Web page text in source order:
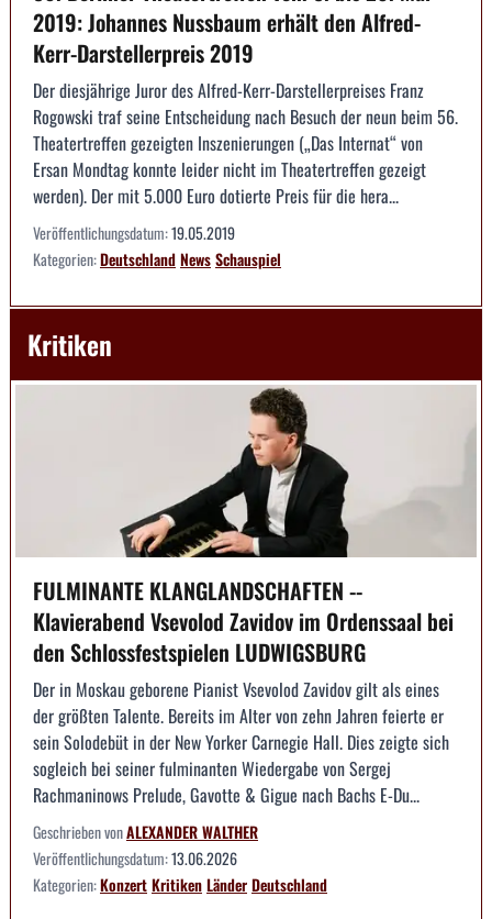
2019: Johannes Nussbaum erhält den Alfred-
Kerr-Darstellerpreis 2019
Der diesjährige Juror des Alfred-Kerr-Darstellerpreises Franz
Rogowski traf seine Entscheidung nach Besuch der neun beim 56.
Theatertreffen gezeigten Inszenierungen („Das Internat“ von
Ersan Mondtag konnte leider nicht im Theatertreffen gezeigt
werden). Der mit 5.000 Euro dotierte Preis für die hera...
Veröffentlichungsdatum:19.05.2019
Kategorien:DeutschlandNewsSchauspiel
Kritiken
FULMINANTE KLANGLANDSCHAFTEN --
Klavierabend Vsevolod Zavidov im Ordenssaal bei
den Schlossfestspielen LUDWIGSBURG
Der in Moskau geborene Pianist Vsevolod Zavidov gilt als eines
der größten Talente. Bereits im Alter von zehn Jahren feierte er
sein Solodebüt in der New Yorker Carnegie Hall. Dies zeigte sich
sogleich bei seiner fulminanten Wiedergabe von Sergej
Rachmaninows Prelude, Gavotte & Gigue nach Bachs E-Du...
Geschrieben vonALEXANDER WALTHER
Veröffentlichungsdatum:13.06.2026
Kategorien:KonzertKritikenLänderDeutschland